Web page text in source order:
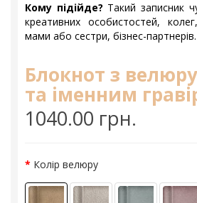
Кому підійде? Такий записник
креативних особистостей,
мами або сестри, бізнес-партнерів.
Блокнот з
та іменним
1040.00 грн.
Колір велюру